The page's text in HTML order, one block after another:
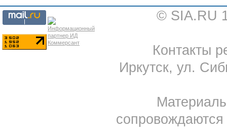
© SIA.RU
Контакты
Иркутск, ул.